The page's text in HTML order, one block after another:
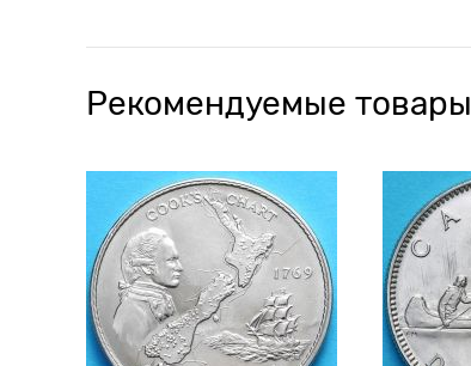
Рекомендуемые товары